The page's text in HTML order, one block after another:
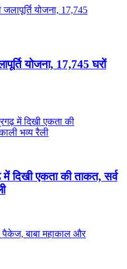
योजना, 17,745 घरों
में दिखी एकता की ताकत, सर्व